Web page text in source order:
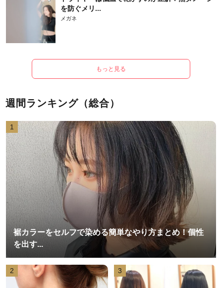
を防ぐメリ...
メガネ
もっと見る
週間ランキング（総合）
1
裾カラーをセルフで染める簡単なやり方まとめ！個性
を出す...
2 3